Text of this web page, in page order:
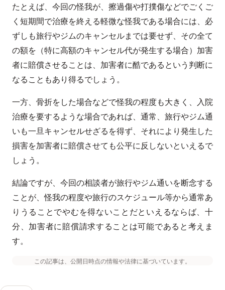
たとえば、今回の怪我が、擦過傷や打撲傷などでごくご
く短期間で治療を終える軽微な怪我である場合には、必
ずしも旅行やジムのキャンセルまでは要せず、その全て
の額を（特に高額のキャンセル代が発生する場合）加害
者に賠償させることは、加害者に酷であるという判断に
なることもあり得るでしょう。
一方、骨折をした場合などで怪我の程度も大きく、入院
治療を要するような場合であれば、通常、旅行やジム通
いも一旦キャンセルせざるを得ず、それにより発生した
損害を加害者に賠償させても公平に反しないといえるで
しょう。
結論ですが、今回の相談者が旅行やジム通いを断念する
ことが、怪我の程度や旅行のスケジュール等から通常あ
りうることでやむを得ないことだといえるならば、十
分、加害者に賠償請求することは可能であると考えま
す。
この記事は、公開日時点の情報や法律に基づいています。